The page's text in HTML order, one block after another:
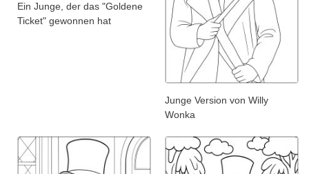
Ein Junge, der das "Goldene
Ticket" gewonnen hat
Junge Version von Willy
Wonka